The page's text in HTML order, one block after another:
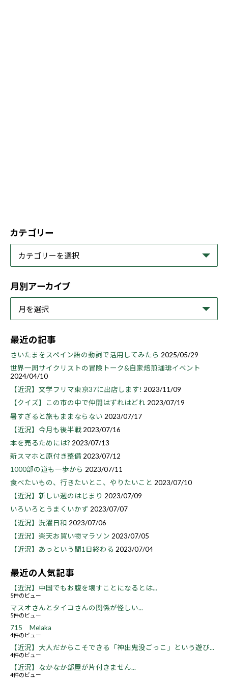
カテゴリー
月別アーカイブ
最近の記事
さいたまをスペイン語の動詞で活用してみたら 2025/05/29
世界一周サイクリストの冒険トーク&自家焙煎珈琲イベント
2024/04/10
【近況】文学フリマ東京37に出店します! 2023/11/09
【クイズ】この市の中で仲間はずれはどれ 2023/07/19
暑すぎると旅もままならない 2023/07/17
【近況】今月も後半戦 2023/07/16
本を売るためには? 2023/07/13
新スマホと原付き整備 2023/07/12
1000部の道も一歩から 2023/07/11
食べたいもの、行きたいとこ、やりたいこと 2023/07/10
【近況】新しい週のはじまり 2023/07/09
いろいろとうまくいかず 2023/07/07
【近況】洗濯日和 2023/07/06
【近況】楽天お買い物マラソン 2023/07/05
【近況】あっという間1日終わる 2023/07/04
最近の人気記事
【近況】中国でもお腹を壊すことになるとは...
5件のビュー
マスオさんとタイコさんの関係が怪しい...
5件のビュー
715 Melaka
4件のビュー
【近況】大人だからこそできる「神出鬼没ごっこ」という遊び...
4件のビュー
【近況】なかなか部屋が片付きません...
4件のビュー